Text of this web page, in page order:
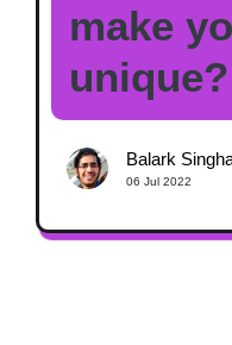
make
unique?
Balark
06 Jul 2022